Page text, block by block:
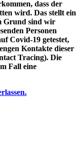
dass der
wird. Das stellt ein
Grund sind wir
Personen
Covid-19 getestet,
Kontakte dieser
Tracing). Die
Fall eine